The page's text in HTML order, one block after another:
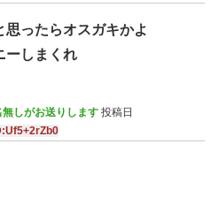
ったらオスガキかよ
ーしまくれ
しがお送りします 投稿日